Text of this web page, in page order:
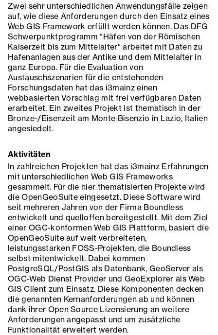
Zwei sehr unterschiedlichen Anwendungsfälle zeigen
auf, wie diese Anforderungen durch den Einsatz eines
Web GIS Framework erfüllt werden können. Das DFG
Schwerpunktprogramm “Häfen von der Römischen
Kaiserzeit bis zum Mittelalter“ arbeitet mit Daten zu
Hafenanlagen aus der Antike und dem Mittelalter in
ganz Europa. Für die Evaluation von
Austauschszenarien für die entstehenden
Forschungsdaten hat das i3mainz einen
webbasierten Vorschlag mit frei verfügbaren Daten
erarbeitet. Ein zweites Projekt ist thematisch in der
Bronze-/Eisenzeit am Monte Bisenzio in Lazio, Italien
angesiedelt.
Aktivitäten
In zahlreichen Projekten hat das i3mainz Erfahrungen
mit unterschiedlichen Web GIS Frameworks
gesammelt. Für die hier thematisierten Projekte wird
die OpenGeoSuite eingesetzt. Diese Software wird
seit mehreren Jahren von der Firma Boundless
entwickelt und quelloffen bereitgestellt. Mit dem Ziel
einer OGC-konformen Web GIS Plattform, basiert die
OpenGeoSuite auf weit verbreiteten,
leistungsstarken FOSS-Projekten, die Boundless
selbst mitentwickelt. Dabei kommen
PostgreSQL/PostGIS als Datenbank, GeoServer als
OGC-Web Dienst Provider und GeoExplorer als Web
GIS Client zum Einsatz. Diese Komponenten decken
die genannten Kernanforderungen ab und können
dank ihrer Open Source Lizensierung an weitere
Anforderungen angepasst und um zusätzliche
Funktionalität erweitert werden.